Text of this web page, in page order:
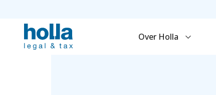
Over Holla